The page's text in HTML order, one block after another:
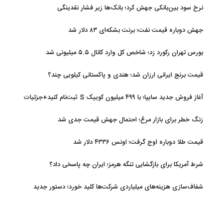
نرخ سود بین‌بانکی جهش کرد؛ بانک‌ها زیر فشار نقدینگی
جهش دوباره قیمت نفت؛ برنت بشکه‌ای ۸۳ دلار شد
بورس تهران رکورد زد؛ شاخص کل وارد کانال ۵.۵ میلیونی شد
قیمت برنج ایرانی ارزان شد؛ هندی و پاکستانی کیلویی چند؟
آغاز فروش جدید سایپا؛ با ۴۹۹ میلیون کوییک S ثبت‌نام کنید+جزئیات
زنگ خطر برای بازار مرغ؛ احتمال جهش قیمت جدی شد
قیمت طلا دوباره اوج گرفت؛ اونس ۴۳۳۶ دلار شد
شرط آمریکا برای بازگشایی تنگه هرمز؛ ایران چه پاسخی داد؟
شفاف‌سازی هزینه‌های میلیاردی شرکت‌ها کلید خورد؛ دستور جدید